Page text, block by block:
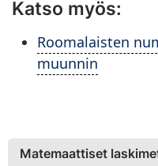
Katso myös:
Roomalaisten
muunnin
Matemaattiset